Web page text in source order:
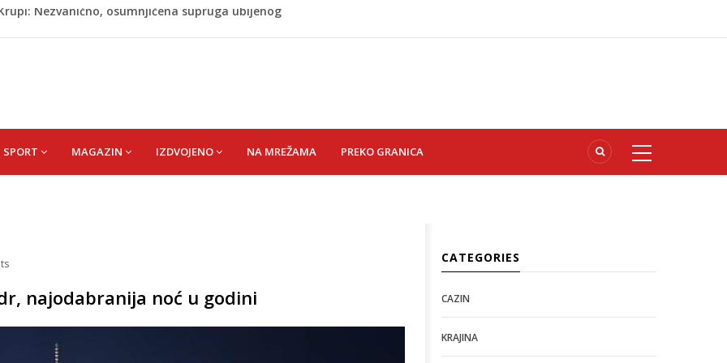
Senija – Sena
obilježavanja godišnjice: "Doživjela sam poniženje
sinu"
Nezvanično, osumnjičena supruga ubijenog
SPORT MAGAZIN IZDVOJENO NA MREŽAMA PREKO GRANICA
najodabranija noć u godini
CATEGORIES
CAZIN
KRAJINA